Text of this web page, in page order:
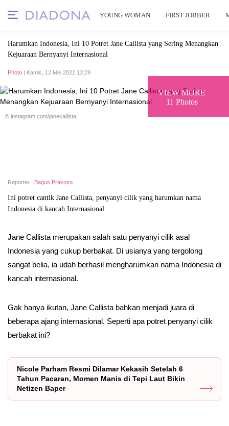
YOUNG WOMAN FIRST JOBBER
Harumkan Indonesia, Ini 10 Potret Jane Callista yang Sering Menangkan
Kejuaraan Bernyanyi Internasional
Photo | Kamis, 12 Mei 2022 13:29
VIEW MORE
11 Photos
© instagram.com/janecallista
Reporter : Bagus Prakoso
Ini potret cantik Jane Callista, penyanyi cilik yang harumkan nama
Indonesia di kancah Internasional.
Jane Callista merupakan salah satu penyanyi cilik asal
Indonesia yang cukup berbakat. Di usianya yang tergolong
sangat belia, ia udah berhasil mengharumkan nama Indonesia di
kancah internasional.
Gak hanya ikutan, Jane Callista bahkan menjadi juara di
beberapa ajang internasional. Seperti apa potret penyanyi cilik
berbakat ini?
Nicole Parham Resmi Dilamar Kekasih Setelah 6
Tahun Pacaran, Momen Manis di Tepi Laut Bikin
Netizen Baper